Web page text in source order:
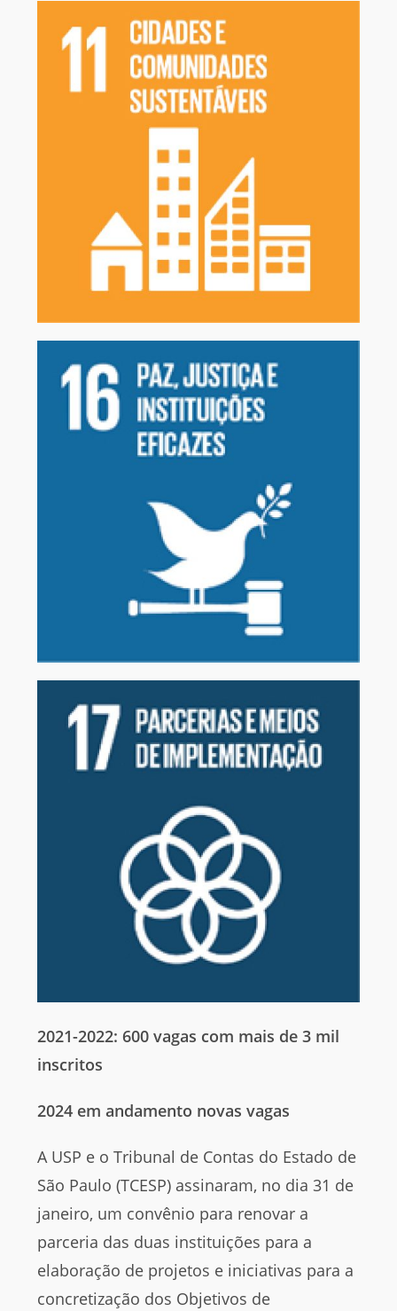
2021-2022: 600vagas com mais de 3 mil
inscritos
2024 em andamento novas vagas
A USP e o Tribunal de Contas do Estado de
São Paulo (TCESP) assinaram, no dia 31 de
janeiro, um convênio para renovar a
parceria das duas instituições para a
elaboração de projetos e iniciativas para a
concretização dos Objetivos de